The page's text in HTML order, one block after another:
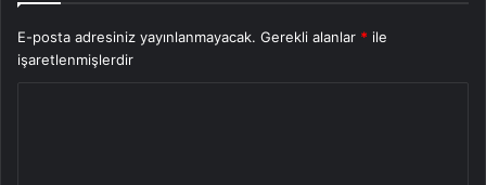
E-posta adresiniz yayınlanmayacak. Gerekli alanlar * ile
işaretlenmişlerdir